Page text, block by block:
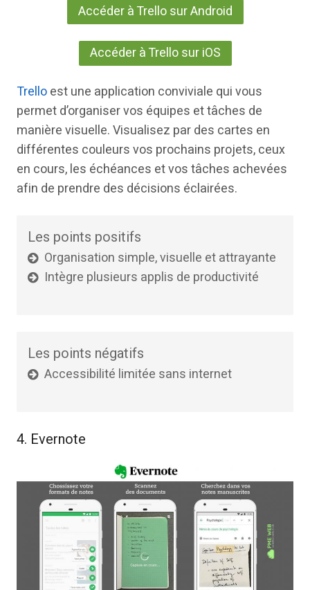
Accéder à Trello sur Android
Accéder à Trello sur iOS
Trelloest une application conviviale qui vous
permet d’organiser vos équipes et tâches de
manière visuelle. Visualisez par des cartes en
différentes couleurs vos prochains projets, ceux
en cours, les échéances et vos tâches achevées
afin de prendre des décisions éclairées.
Les points positifs
Organisation simple, visuelle et attrayante
Intègre plusieurs applis de productivité
Les points négatifs
Accessibilité limitée sans internet
4. Evernote